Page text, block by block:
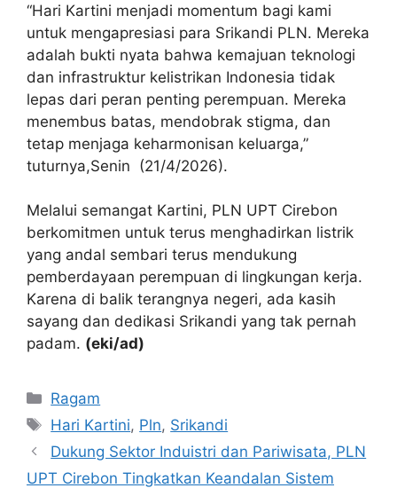
“Hari Kartini menjadi momentum bagi kami
untuk mengapresiasi para Srikandi PLN. Mereka
adalah bukti nyata bahwa kemajuan teknologi
dan infrastruktur kelistrikan Indonesia tidak
lepas dari peran penting perempuan. Mereka
menembus batas, mendobrak stigma, dan
tetap menjaga keharmonisan keluarga,”
tuturnya,Senin (21/4/2026).
Melalui semangat Kartini, PLN UPT Cirebon
berkomitmen untuk terus menghadirkan listrik
yang andal sembari terus mendukung
pemberdayaan perempuan di lingkungan kerja.
Karena di balik terangnya negeri, ada kasih
sayang dan dedikasi Srikandi yang tak pernah
padam. (eki/ad)
Kategori
Ragam
Tag
Hari Kartini, Pln, Srikandi
Dukung Sektor Induistri dan Pariwisata, PLN
UPT Cirebon Tingkatkan Keandalan Sistem